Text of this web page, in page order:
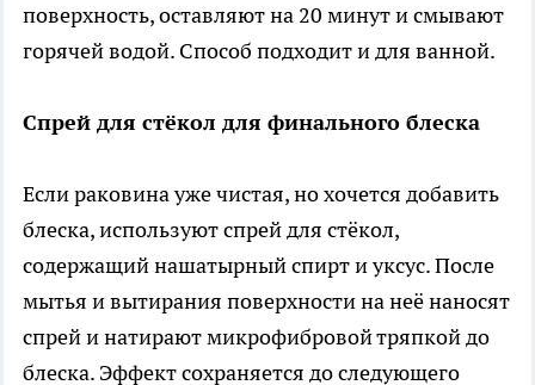
поверхность, оставляют на 20 минут и смывают
горячей водой. Способ подходит и для ванной.
Спрей для стёкол для финального блеска
Если раковина уже чистая, но хочется добавить
блеска, используют спрей для стёкол,
содержащий нашатырный спирт и уксус. После
мытья и вытирания поверхности на неё наносят
спрей и натирают микрофибровой тряпкой до
блеска. Эффект сохраняется до следующего